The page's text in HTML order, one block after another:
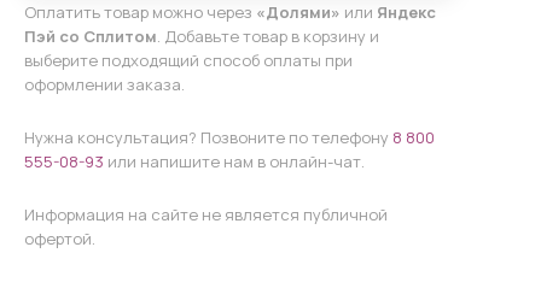
Оплатить товар можно через «Долями» или Яндекс
Пэй со Сплитом. Добавьте товар в корзину и
выберите подходящий способ оплаты при
оформлении заказа.
Нужна консультация? Позвоните по телефону 8 800
555-08-93 или напишите нам в онлайн-чат.
Информация на сайте не является публичной
офертой.